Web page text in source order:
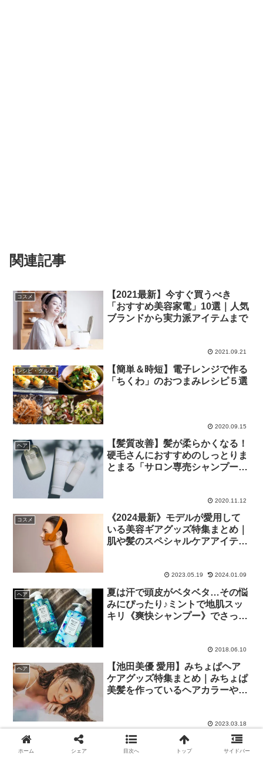
関連記事
コスメ
【2021最新】今すぐ買うべき
「おすすめ美容家電」10選｜人気
ブランドから実力派アイテムまで
2021.09.21
レシピ・グルメ
【簡単＆時短】電子レンジで作る
「ちくわ」のおつまみレシピ５選
2020.09.15
ヘア
【髪質改善】髪が柔らかくなる！
硬毛さんにおすすめのしっとりま
とまる「サロン専売シャンプー」
2020.11.12
コスメ
《2024最新》モデルが愛用して
いる美容ギアグッズ特集まとめ｜
肌や髪のスペシャルケアアイテム
2023.05.19 2024.01.09
ヘア
夏は汗で頭皮がベタベタ…その悩
みにぴったり♪ミントで地肌スッ
キリ《爽快シャンプー》でさっぱ
2018.06.10
ヘア
【池田美優 愛用】みちょぱヘア
ケアグッズ特集まとめ｜みちょぱ
美髪を作っているヘアカラーやヘ
2023.03.18
ホーム シェア 目次へ トップ サイドバー